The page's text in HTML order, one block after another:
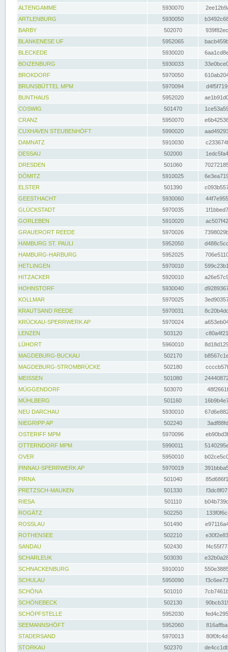
ALTENGAMME
5930070
ARTLENBURG
5930050
BARBY
502070
BLANKENESE UF
5952065
BLECKEDE
5930020
BOIZENBURG
5930033
BROKDORF
5970050
BRUNSBÜTTEL MPM
5970094
BUNTHAUS
5952020
COSWIG
501470
CRANZ
5950070
CUXHAVEN STEUBENHÖFT
5990020
DAMNATZ
5910030
DESSAU
502000
DRESDEN
501060
DÖMITZ
5910025
ELSTER
501390
GEESTHACHT
5930060
GLÜCKSTADT
5970035
GORLEBEN
5910020
GRAUERORT REEDE
5970026
HAMBURG ST. PAULI
5952050
HAMBURG-HARBURG
5952025
HETLINGEN
5970010
HITZACKER
5920010
HOHNSTORF
5930040
KOLLMAR
5970025
KRAUTSAND REEDE
5970031
KRÜCKAU-SPERRWERK AP
5970024
LENZEN
503120
LÜHORT
5960010
MAGDEBURG-BUCKAU
502170
MAGDEBURG-STROMBRÜCKE
502180
MEISSEN
501080
MÜGGENDORF
503070
MÜHLBERG
501160
NEU DARCHAU
5930010
NIEGRIPP AP
502240
OSTERIFF MPM
5970096
OTTERNDORF MPM
5990011
OVER
5950010
PINNAU-SPERRWERK AP
5970019
PIRNA
501040
PRETZSCH-MAUKEN
501330
RIESA
501110
ROGÄTZ
502250
ROSSLAU
501490
ROTHENSEE
502210
SANDAU
502430
SCHARLEUK
503030
SCHNACKENBURG
5910010
SCHULAU
5950090
SCHÖNA
501010
SCHÖNEBECK
502130
SCHÖPFSTELLE
5952030
SEEMANNSHÖFT
5952060
STADERSAND
5970013
STORKAU
502370